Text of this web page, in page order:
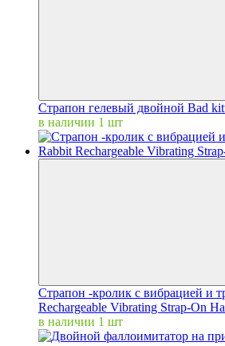
Страпон гелевый двойной Bad
в наличии 1 шт
Страпон -кролик с вибрацией и
Rechargeable Vibrating Strap-On
в наличии 1 шт